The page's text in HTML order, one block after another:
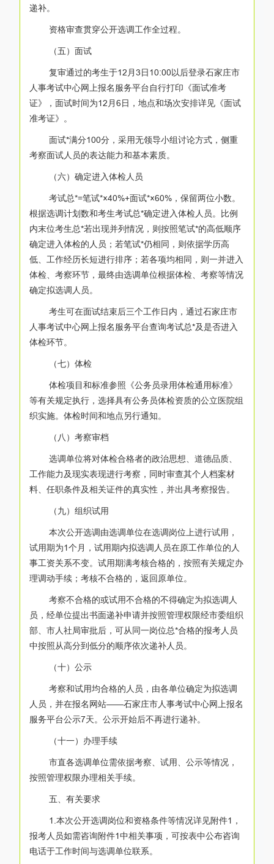
递补。
资格审查贯穿公开选调工作全过程。
（五）面试
复审通过的考生于12月3日10:00以后登录石家庄市
人事考试中心网上报名服务平台自行打印《面试准考
证》，面试时间为12月6日，地点和场次安排详见《面试
准考证》。
面试*满分100分，采用无领导小组讨论方式，侧重
考察面试人员的表达能力和基本素质。
（六）确定进入体检人员
考试总*=笔试*×40%+面试*×60%，保留两位小数。
根据选调计划数和考生考试总*确定进入体检人员。比例
内末位考生总*若出现并列情况，则按照笔试*的高低顺序
确定进入体检的人员；若笔试*仍相同，则依据学历高
低、工作经历长短进行排序；若各项均相同，则一并进入
体检、考察环节，最终由选调单位根据体检、考察等情况
确定拟选调人员。
考生可在面试结束后三个工作日内，通过石家庄市
人事考试中心网上报名服务平台查询考试总*及是否进入
体检环节。
（七）体检
体检项目和标准参照《公务员录用体检通用标准》
等有关规定执行，选择具有公务员体检资质的公立医院组
织实施。体检时间和地点另行通知。
（八）考察审档
选调单位将对体检合格者的政治思想、道德品质、
工作能力及现实表现进行考察，同时审查其个人档案材
料、任职条件及相关证件的真实性，并出具考察报告。
（九）组织试用
本次公开选调由选调单位在选调岗位上进行试用，
试用期为1个月，试用期内拟选调人员在原工作单位的人
事工资关系不变。试用期满考核合格的，按照有关规定办
理调动手续；考核不合格的，返回原单位。
考察不合格的或试用不合格的不得确定为拟选调人
员，经单位提出书面递补申请并按照管理权限经市委组织
部、市人社局审批后，可从同一岗位总*合格的报考人员
中按照从高分到低分的顺序依次递补人员。
（十）公示
考察和试用均合格的人员，由各单位确定为拟选调
人员，并在报名网站——石家庄市人事考试中心网上报名
服务平台公示7天。公示开始后不再进行递补。
（十一）办理手续
市直各选调单位需依据考察、试用、公示等情况，
按照管理权限办理相关手续。
五、有关要求
1.本次公开选调岗位和资格条件等情况详见附件1，
报考人员如需咨询附件1中相关事项，可按表中公布咨询
电话于工作时间与选调单位联系。